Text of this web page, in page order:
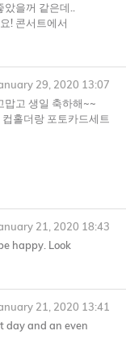
을꺼 같은데..
! 콘서트에서
29, 2020 13:07
맙고 생일 축하해~~
홀더랑 포토카드세트
21, 2020 18:43
happy. Look
21, 2020 13:41
day and an even